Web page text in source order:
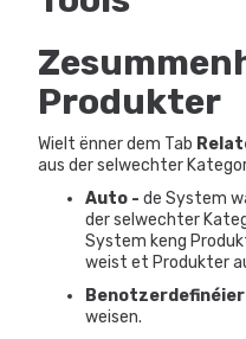
Produkter
Wielt ënner dem Tab
aus der selwechter
Auto - de System
der selwechter
System keng
weist et Produkter
weisen.